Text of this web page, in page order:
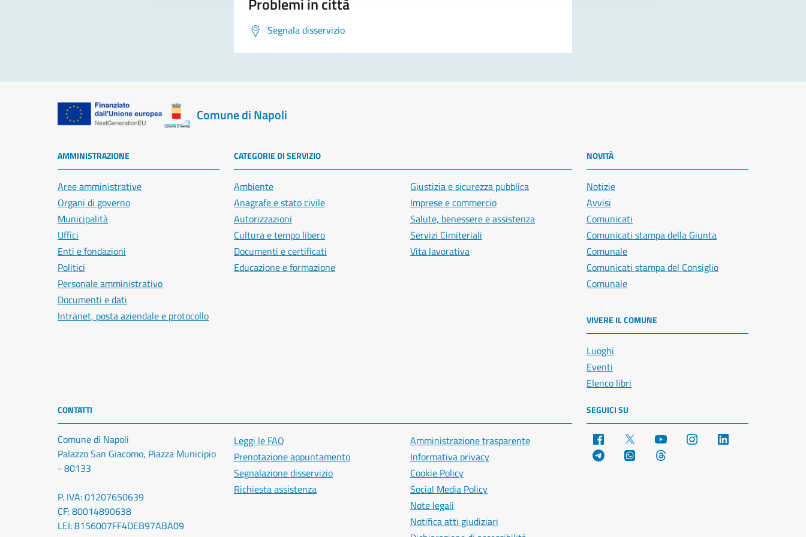
Segnala disservizio
Comune di Napoli
AMMINISTRAZIONE
Aree amministrative
Organi di governo
Municipalità
Uffici
Enti e fondazioni
Politici
Personale amministrativo
Documenti e dati
Intranet, posta aziendale e protocollo
CATEGORIE DI SERVIZIO
Ambiente
Anagrafe e stato civile
Autorizzazioni
Cultura e tempo libero
Documenti e certificati
Educazione e formazione
Giustizia e sicurezza pubblica
Imprese e commercio
Salute, benessere e assistenza
Servizi Cimiteriali
Vita lavorativa
NOVITÀ
Notizie
Avvisi
Comunicati
Comunicati stampa della Giunta
Comunale
Comunicati stampa del Consiglio
Comunale
VIVERE IL COMUNE
Luoghi
Eventi
Elenco libri
CONTATTI
Comune di Napoli
Palazzo San Giacomo, Piazza Municipio
- 80133
P. IVA: 01207650639
CF: 80014890638
LEI: 8156007FF4DEB97ABA09
Leggi le FAQ
Prenotazione appuntamento
Segnalazione disservizio
Richiesta assistenza
Amministrazione trasparente
Informativa privacy
Cookie Policy
Social Media Policy
Note legali
Notifica atti giudiziari
SEGUICI SU
Facebook YouTube Instagram
Telegram WhatsApp